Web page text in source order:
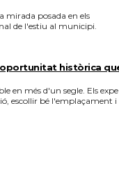
mirada posada en els
de l'estiu al municipi.
oportunitat històrica
en més d'un segle. Els
escollir bé l'emplaçament i